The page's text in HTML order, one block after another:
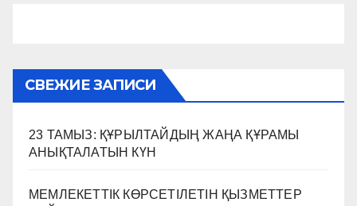
СВЕЖИЕ ЗАПИСИ
23 ТАМЫЗ: ҚҰРЫЛТАЙДЫҢ ЖАҢА ҚҰРАМЫ
АНЫҚТАЛАТЫН КҮН
МЕМЛЕКЕТТІК КӨРСЕТІЛЕТІН ҚЫЗМЕТТЕР